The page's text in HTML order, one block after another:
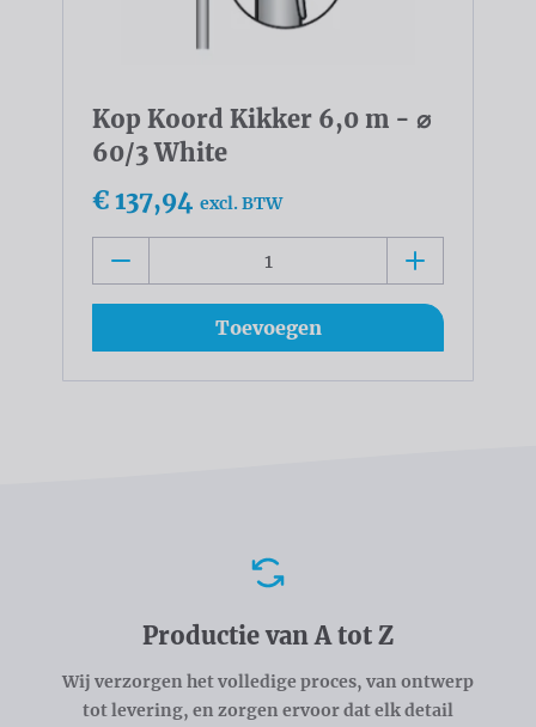
Kop Koord Kikker 6,0 m - ⌀
60/3 White
€ 137,94 excl. BTW
Toevoegen
Productie van A tot Z
Wij verzorgen het volledige proces, van ontwerp
tot levering, en zorgen ervoor dat elk detail